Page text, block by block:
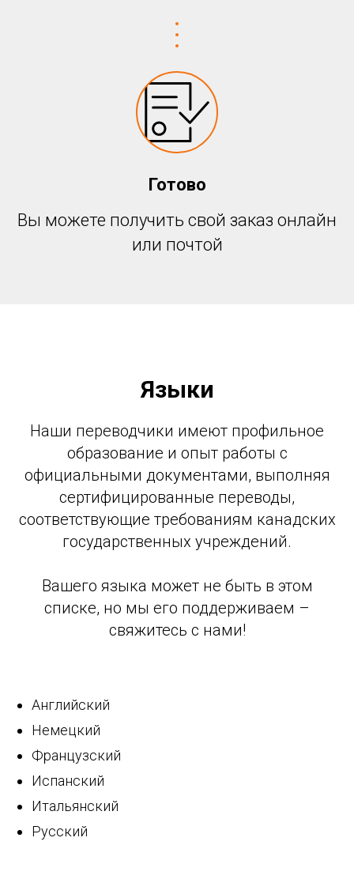
Готово
Вы можете получить свой заказ онлайн
или почтой
Языки
Наши переводчики имеют профильное
образование и опыт работы с
официальными документами, выполняя
сертифицированные переводы,
соответствующие требованиям канадских
государственных учреждений.
Вашего языка может не быть в этом
списке, но мы его поддерживаем –
свяжитесь с нами!
Английский
Немецкий
Французский
Испанский
Итальянский
Русский